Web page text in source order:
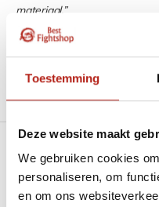
Toestemming
Deze website maakt
We gebruiken cookies
personaliseren, om
en om ons
materiaal.”
Beschikbaar in de
Productomschrijving
Heb je een vraag
Stel je vraag in de Chat